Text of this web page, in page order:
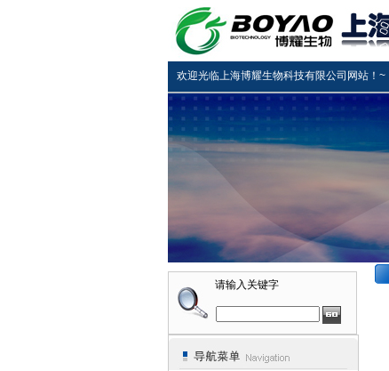
欢迎光临上海博耀生物科技有限公司网站！~
请输入关键字